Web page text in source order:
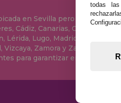
en Sevilla pero enviamos
Cádiz, Canarias, Cantabria,
Lérida, Lugo, Madrid, Málaga,
Zamora y Zaragoza.
para garantizar entregas
todas